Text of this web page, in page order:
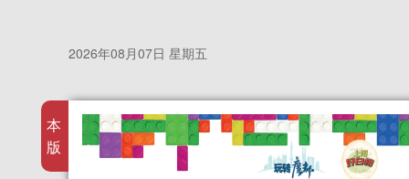
2026年08月07日 星期五
本
版